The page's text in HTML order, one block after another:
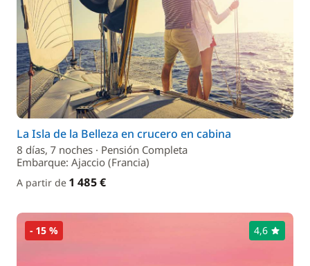
La Isla de la Belleza en crucero en cabina
8 días, 7 noches · Pensión Completa
Embarque: Ajaccio (Francia)
A partir de 1 485 €
- 15 % 4,6